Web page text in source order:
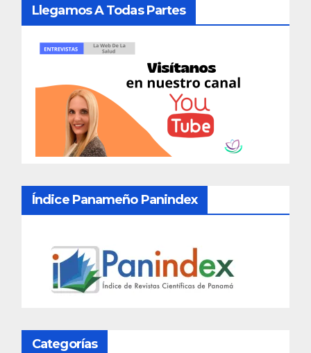
Llegamos A Todas Partes
Índice Panameño Panindex
Categorías